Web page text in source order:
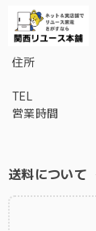
住所
TEL
営業時間
送料について